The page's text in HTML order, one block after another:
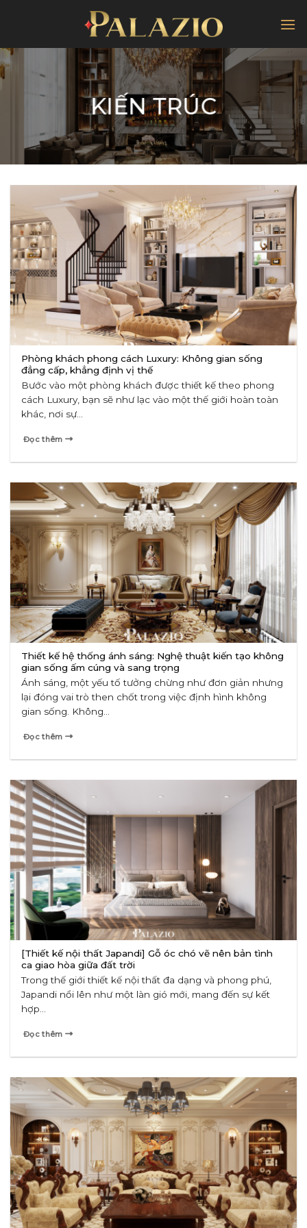
dung
KIẾN TRÚC
Phòng khách phong cách Luxury: Không gian sống
đẳng cấp, khẳng định vị thế
Bước vào một phòng khách được thiết kế theo phong
cách Luxury, bạn sẽ như lạc vào một thế giới hoàn toàn
khác, nơi sự...
Đọc thêm
Thiết kế hệ thống ánh sáng: Nghệ thuật kiến tạo không
gian sống ấm cúng và sang trọng
Ánh sáng, một yếu tố tưởng chừng như đơn giản nhưng
lại đóng vai trò then chốt trong việc định hình không
gian sống. Không...
Đọc thêm
[Thiết kế nội thất Japandi] Gỗ óc chó vẽ nên bản tình
ca giao hòa giữa đất trời
Trong thế giới thiết kế nội thất đa dạng và phong phú,
Japandi nổi lên như một làn gió mới, mang đến sự kết
hợp...
Đọc thêm